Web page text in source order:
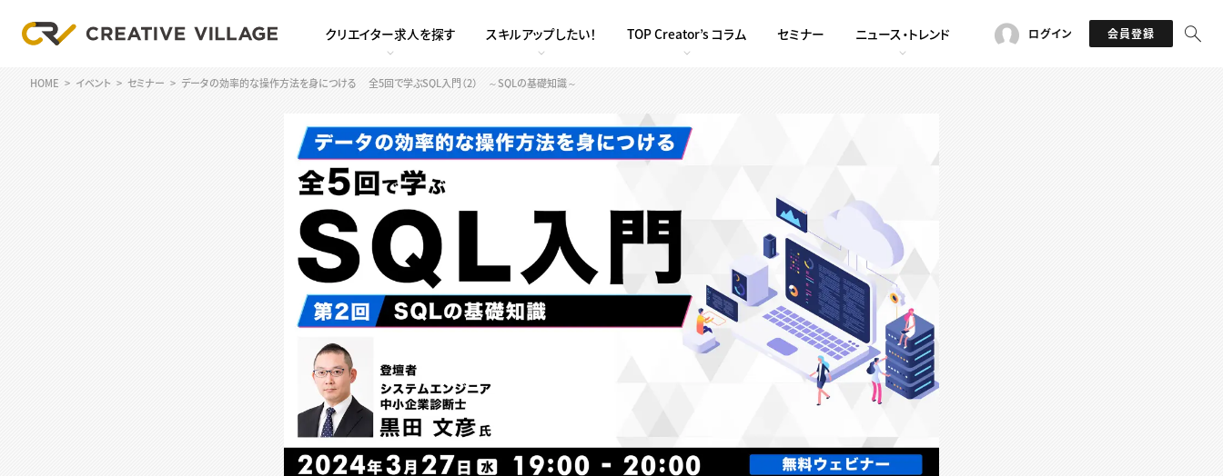
クリエイター求人を探す スキルアップしたい！ TOP Creator’s コラム セミナー ニュース・トレンド ログイン 会員登録
HOME イベント セミナー データの効率的な操作方法を身につける 全5回で学ぶSQL入門（2） ～SQLの基礎知識～